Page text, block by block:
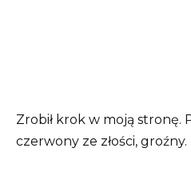
Zrobił krok w moją stronę.
czerwony ze złości, groźny.